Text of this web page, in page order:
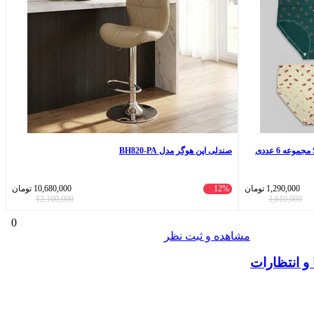
1,290,000 تومان
3,610,000
صندلی اپن هوگر مدل BH820-PA
12%
10,680,000 تومان
12,100,000
0
مشاهده و ثبت نظر